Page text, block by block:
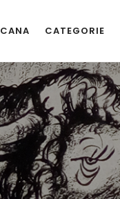
CATEGORIE